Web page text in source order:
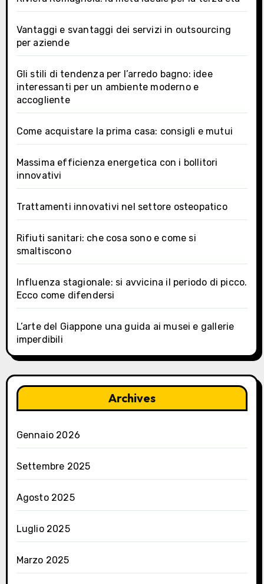
Vantaggi e svantaggi dei servizi in outsourcing
per aziende
Gli stili di tendenza per l’arredo bagno: idee
interessanti per un ambiente moderno e
accogliente
Come acquistare la prima casa: consigli e mutui
Massima efficienza energetica con i bollitori
innovativi
Trattamenti innovativi nel settore osteopatico
Rifiuti sanitari: che cosa sono e come si
smaltiscono
Influenza stagionale: si avvicina il periodo di picco.
Ecco come difendersi
L’arte del Giappone una guida ai musei e gallerie
imperdibili
Archives
Gennaio 2026
Settembre 2025
Agosto 2025
Luglio 2025
Marzo 2025